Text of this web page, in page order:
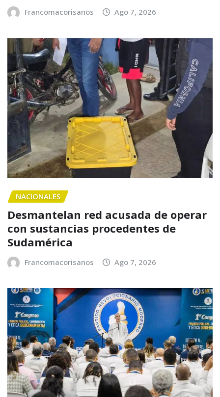
Francomacorisanos Ago 7, 2026
NACIONALES
Desmantelan red acusada de operar
con sustancias procedentes de
Sudamérica
Francomacorisanos Ago 7, 2026